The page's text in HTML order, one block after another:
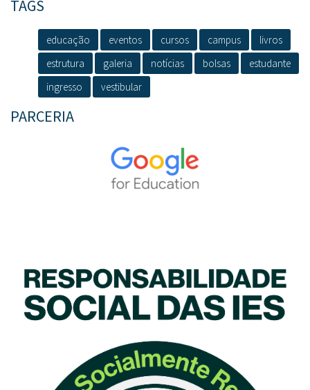
TAGS
educação eventos cursos campus
livros
estrutura
galeria notícias bolsas
estudante
ingresso
vestibular
PARCERIA